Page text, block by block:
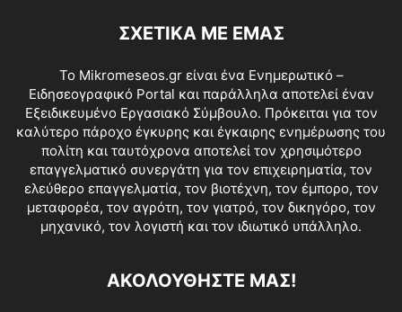
ΣΧΕΤΙΚΑ ΜΕ ΕΜΑΣ
Το Mikromeseos.gr είναι ένα Ενημερωτικό –
Ειδησεογραφικό Portal και παράλληλα αποτελεί έναν
Εξειδικευμένο Εργασιακό Σύμβουλο. Πρόκειται για τον
καλύτερο πάροχο έγκυρης και έγκαιρης ενημέρωσης του
πολίτη και ταυτόχρονα αποτελεί τον χρησιμότερο
επαγγελματικό συνεργάτη για τον επιχειρηματία, τον
ελεύθερο επαγγελματία, τον βιοτέχνη, τον έμπορο, τον
μεταφορέα, τον αγρότη, τον γιατρό, τον δικηγόρο, τον
μηχανικό, τον λογιστή και τον ιδιωτικό υπάλληλο.
ΑΚΟΛΟΥΘΗΣΤΕ ΜΑΣ!